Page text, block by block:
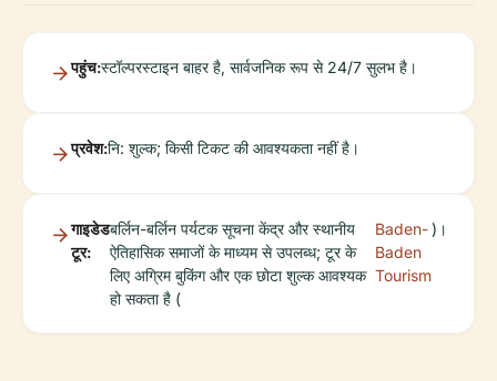
पहुंच:स्टॉल्परस्टाइन बाहर है, सार्वजनिक रूप से 24/7 सुलभ है।
प्रवेश:नि: शुल्क; किसी टिकट की आवश्यकता नहीं है।
गाइडेड
टूर:
बर्लिन-बर्लिन पर्यटक सूचना केंद्र और स्थानीय
ऐतिहासिक समाजों के माध्यम से उपलब्ध; टूर के
लिए अग्रिम बुकिंग और एक छोटा शुल्क आवश्यक
हो सकता है (
Baden-
Baden
Tourism
)।